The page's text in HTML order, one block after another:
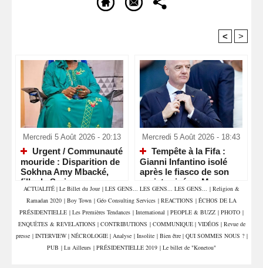
< >
Mercredi 5 Août 2026 - 20:13
Urgent / Communauté
mouride : Disparition de
Sokhna Amy Mbacké,
fille de Serigne
Mountakha Mbacké
Mercredi 5 Août 2026 - 18:43
Tempête à la Fifa :
Gianni Infantino isolé
après le fiasco de son
projet privé au Maroc
ACTUALITÉ | Le Billet du Jour | LES GENS... LES GENS... LES GENS... | Religion &
Ramadan 2020 | Boy Town | Géo Consulting Services | REACTIONS | ÉCHOS DE LA
PRÉSIDENTIELLE | Les Premières Tendances | International | PEOPLE & BUZZ | PHOTO |
ENQUÊTES & REVELATIONS | CONTRIBUTIONS | COMMUNIQUE | VIDÉOS | Revue de
presse | INTERVIEW | NÉCROLOGIE | Analyse | Insolite | Bien être | QUI SOMMES NOUS ? |
PUB | Lu Ailleurs | PRÉSIDENTIELLE 2019 | Le billet de "Konetou"